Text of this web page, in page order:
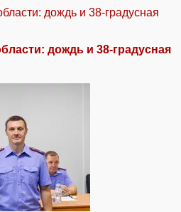
дождь и 38-градусная